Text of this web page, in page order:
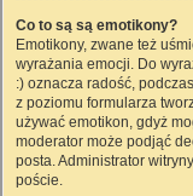
Co to są są emotikony?
Emotikony, zwane też
wyrażania emocji. Do
:) oznacza radość,
z poziomu formularza
używać emotikon, gdyż
moderator może podjąć
posta. Administrator
poście.